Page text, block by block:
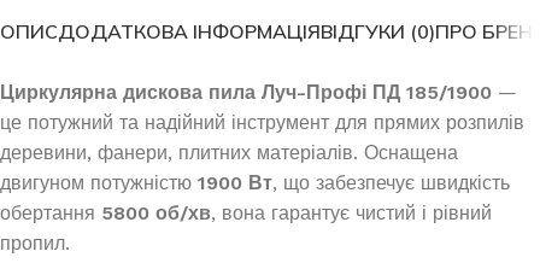
ОПИСДОДАТКОВА ІНФОРМАЦІЯВІДГУКИ (0)ПРО
Циркулярна дискова пила Луч-Профі ПД 185/1900 —
це потужний та надійний інструмент для прямих розпилів
деревини, фанери, плитних матеріалів. Оснащена
двигуном потужністю 1900 Вт, що забезпечує швидкість
обертання 5800 об/хв, вона гарантує чистий і рівний
пропил.